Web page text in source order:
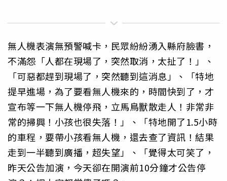
無人機表演無預警喊卡，民眾紛紛湧入縣府臉書，
不滿怨「人都在現場了，突然取消，太扯了！」、
「可惡都趕到現場了，突然聽到這消息」、「特地
提早進場，為了要看無人機來的，時間快到了，才
宣布等一下無人機停飛，立馬鳥獸散走人！非常非
常的掃興！小孩也很失落！」、「特地開了1.5小時
的車程，要帶小孩看無人機，還去查了資訊！結果
走到一半聽到廣播，超失望」、「覺得太可笑了，
昨天公告加演，今天卻在開演前10分鐘才公告停